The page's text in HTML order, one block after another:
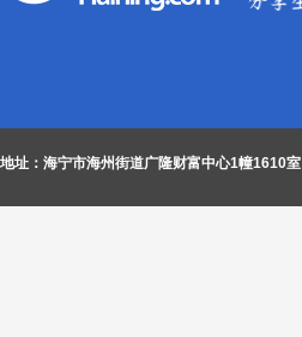
地址：海宁市海州街道广隆财富中心1幢1610室